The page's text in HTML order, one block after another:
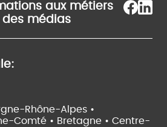
aux métiers
médias
Rhône-Alpes •
Comté • Bretagne • Centre-